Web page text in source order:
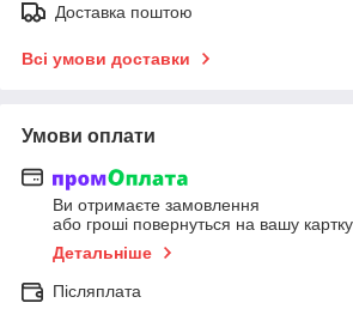
Доставка поштою
Всі умови доставки
Умови оплати
Ви отримаєте замовлення
або гроші повернуться на вашу картку
Детальніше
Післяплата